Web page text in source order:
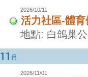
2026/10/11
活力社區-體
地點: 白鴿巢
2026/11/01